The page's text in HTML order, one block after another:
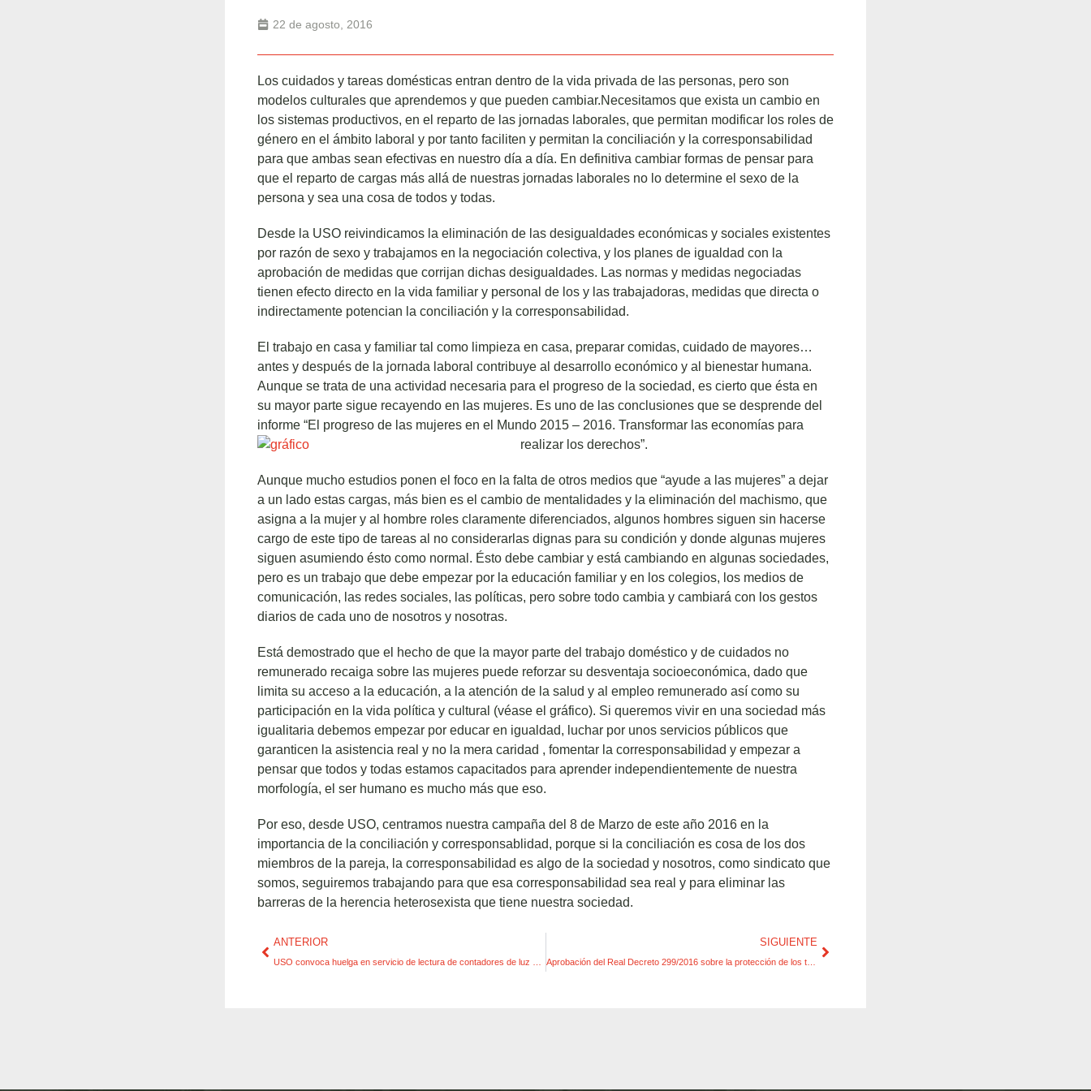
22 de agosto, 2016
Los cuidados y tareas domésticas entran dentro de la vida privada de las personas, pero son
modelos culturales que aprendemos y que pueden cambiar.Necesitamos que exista un cambio en
los sistemas productivos, en el reparto de las jornadas laborales, que permitan modificar los roles de
género en el ámbito laboral y por tanto faciliten y permitan la conciliación y la corresponsabilidad
para que ambas sean efectivas en nuestro día a día. En definitiva cambiar formas de pensar para
que el reparto de cargas más allá de nuestras jornadas laborales no lo determine el sexo de la
persona y sea una cosa de todos y todas.
Desde la USO reivindicamos la eliminación de las desigualdades económicas y sociales existentes
por razón de sexo y trabajamos en la negociación colectiva, y los planes de igualdad con la
aprobación de medidas que corrijan dichas desigualdades. Las normas y medidas negociadas
tienen efecto directo en la vida familiar y personal de los y las trabajadoras, medidas que directa o
indirectamente potencian la conciliación y la corresponsabilidad.
El trabajo en casa y familiar tal como limpieza en casa, preparar comidas, cuidado de mayores…
antes y después de la jornada laboral contribuye al desarrollo económico y al bienestar humana.
Aunque se trata de una actividad necesaria para el progreso de la sociedad, es cierto que ésta en
su mayor parte sigue recayendo en las mujeres. Es uno de las conclusiones que se desprende del
informe “El progreso de las mujeres en el Mundo 2015 – 2016. Transformar las economías para
realizar los derechos”.
Aunque mucho estudios ponen el foco en la falta de otros medios que “ayude a las mujeres” a dejar
a un lado estas cargas, más bien es el cambio de mentalidades y la eliminación del machismo, que
asigna a la mujer y al hombre roles claramente diferenciados, algunos hombres siguen sin hacerse
cargo de este tipo de tareas al no considerarlas dignas para su condición y donde algunas mujeres
siguen asumiendo ésto como normal. Ésto debe cambiar y está cambiando en algunas sociedades,
pero es un trabajo que debe empezar por la educación familiar y en los colegios, los medios de
comunicación, las redes sociales, las políticas, pero sobre todo cambia y cambiará con los gestos
diarios de cada uno de nosotros y nosotras.
Está demostrado que el hecho de que la mayor parte del trabajo doméstico y de cuidados no
remunerado recaiga sobre las mujeres puede reforzar su desventaja socioeconómica, dado que
limita su acceso a la educación, a la atención de la salud y al empleo remunerado así como su
participación en la vida política y cultural (véase el gráfico). Si queremos vivir en una sociedad más
igualitaria debemos empezar por educar en igualdad, luchar por unos servicios públicos que
garanticen la asistencia real y no la mera caridad , fomentar la corresponsabilidad y empezar a
pensar que todos y todas estamos capacitados para aprender independientemente de nuestra
morfología, el ser humano es mucho más que eso.
Por eso, desde USO, centramos nuestra campaña del 8 de Marzo de este año 2016 en la
importancia de la conciliación y corresponsablidad, porque si la conciliación es cosa de los dos
miembros de la pareja, la corresponsabilidad es algo de la sociedad y nosotros, como sindicato que
somos, seguiremos trabajando para que esa corresponsabilidad sea real y para eliminar las
barreras de la herencia heterosexista que tiene nuestra sociedad.
ANTERIOR SIGUIENTE
Aprobación del Real Decreto 299/2016 sobre la protección de los trabajadores frente a los campos electromagnéticos